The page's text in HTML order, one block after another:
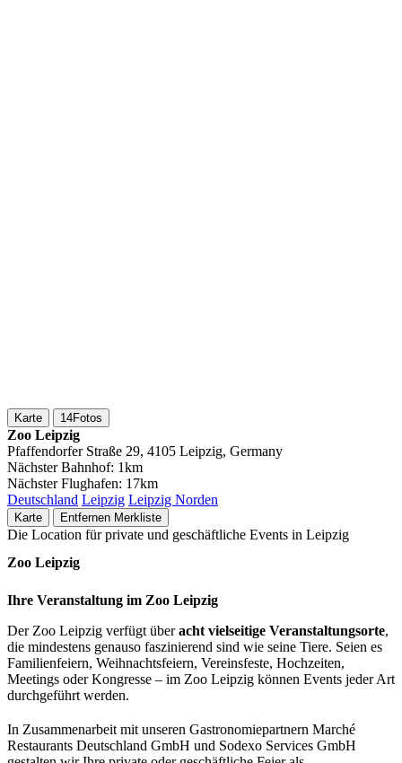
Karte 14Fotos
Zoo Leipzig
Pfaffendorfer Straße 29, 4105 Leipzig, Germany
Nächster Bahnhof: 1km
Nächster Flughafen: 17km
Deutschland Leipzig Leipzig Norden
Karte Entfernen Merkliste
Die Location für private und geschäftliche Events in Leipzig
Zoo Leipzig
Ihre Veranstaltung im Zoo Leipzig
Der Zoo Leipzig verfügt überacht vielseitige Veranstaltungsorte,
die mindestens genauso faszinierend sind wie seine Tiere. Seien es
Familienfeiern, Weihnachtsfeiern, Vereinsfeste, Hochzeiten,
Meetings oder Kongresse – im Zoo Leipzig können Events jeder Art
durchgeführt werden.
In Zusammenarbeit mit unseren Gastronomiepartnern Marché
Restaurants Deutschland GmbH und Sodexo Services GmbH